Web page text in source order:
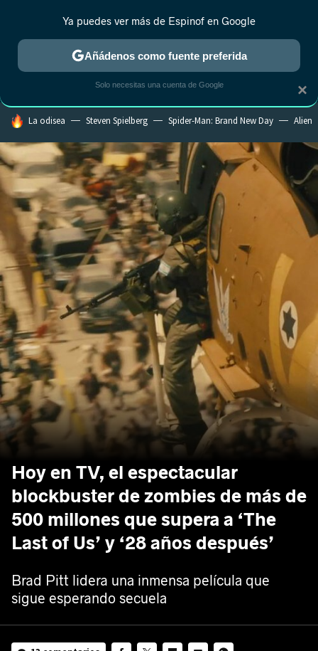
ESTRENOS REALITY ANIME RANKINGS CINE
HOY SE HABLA DE
La odisea Steven Spielberg Spider-Man: Brand New Day Alien
Hoy en TV, el espectacular
blockbuster de zombies de más de
500 millones que supera a ‘The
Last of Us’ y ‘28 años después’
Brad Pitt lidera una inmensa película que
sigue esperando secuela
×
Ya puedes ver más de Espinof en Google
Añádenos como fuente preferida
Solo necesitas una cuenta de Google